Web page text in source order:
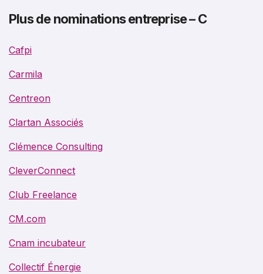
Plus de nominations entreprise – C
Cafpi
Carmila
Centreon
Clartan Associés
Clémence Consulting
CleverConnect
Club Freelance
CM.com
Cnam incubateur
Collectif Énergie